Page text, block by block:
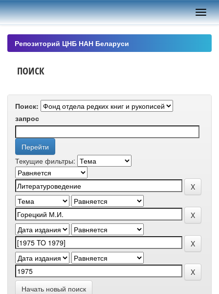
Skip
navigation
Репозиторий ЦНБ НАН Беларуси
ПОИСК
Поиск:
запрос
Текущие фильтры:
Начать новый поиск